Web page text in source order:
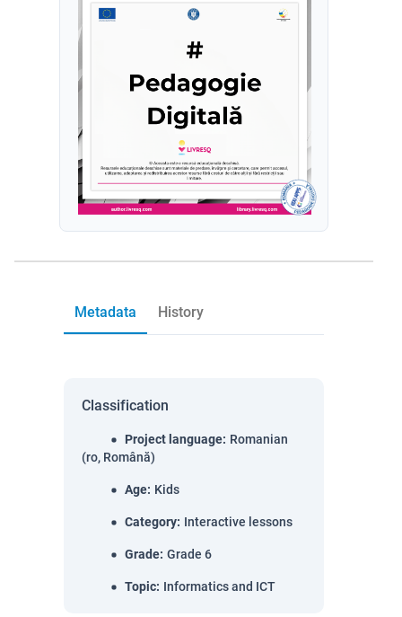
Metadata History
Classification
Project language: Romanian
(ro, Română)
Age: Kids
Category: Interactive lessons
Grade: Grade 6
Topic: Informatics and ICT